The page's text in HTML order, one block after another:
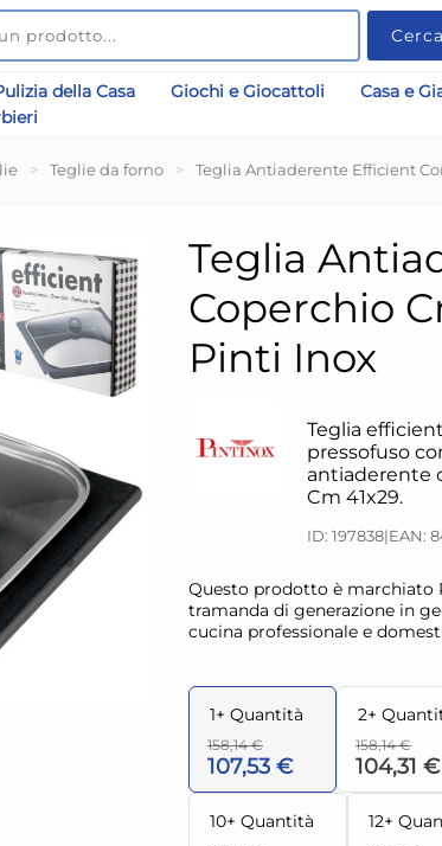
Cerca
della Casa Giochi e Giocattoli Casa e
> Teglie da forno > Teglia Antiaderente Efficient
Teglia
Coperchio
Pinti Inox
Teglia
pressofuso
antiaderente
Cm 41x29.
ID: 197838|EAN:
Questo prodotto è marchiato
tramanda di generazione in
cucina professionale e
1+ Quantità
158,14 €
107,53 €
2+
158,14 €
104,31 €
10+ Quantità 12+